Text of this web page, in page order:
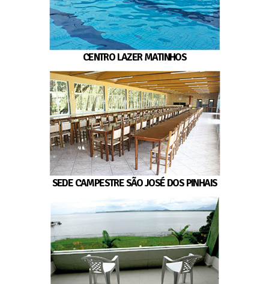
CENTRO LAZER MATINHOS
SEDE CAMPESTRE SÃO JOSÉ DOS PINHAIS